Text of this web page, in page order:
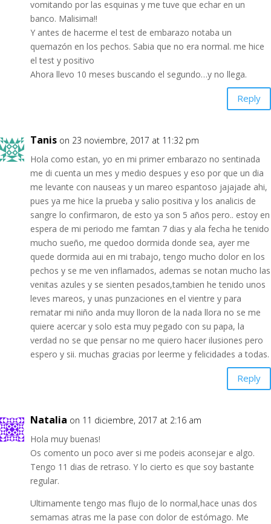
vomitando por las esquinas y me tuve que echar en un
banco. Malisima!!
Y antes de hacerme el test de embarazo notaba un
quemazón en los pechos. Sabia que no era normal. me hice
el test y positivo
Ahora llevo 10 meses buscando el segundo…y no llega.
Reply
Tanis on 23 noviembre, 2017 at 11:32 pm
Hola como estan, yo en mi primer embarazo no sentinada
me di cuenta un mes y medio despues y eso por que un dia
me levante con nauseas y un mareo espantoso jajajade ahi,
pues ya me hice la prueba y salio positiva y los analicis de
sangre lo confirmaron, de esto ya son 5 años pero.. estoy en
espera de mi periodo me famtan 7 dias y ala fecha he tenido
mucho sueño, me quedoo dormida donde sea, ayer me
quede dormida aui en mi trabajo, tengo mucho dolor en los
pechos y se me ven inflamados, ademas se notan mucho las
venitas azules y se sienten pesados,tambien he tenido unos
leves mareos, y unas punzaciones en el vientre y para
rematar mi niño anda muy lloron de la nada llora no se me
quiere acercar y solo esta muy pegado con su papa, la
verdad no se que pensar no me quiero hacer ilusiones pero
espero y sii. muchas gracias por leerme y felicidades a todas.
Reply
Natalia on 11 diciembre, 2017 at 2:16 am
Hola muy buenas!
Os comento un poco aver si me podeis aconsejar e algo.
Tengo 11 dias de retraso. Y lo cierto es que soy bastante
regular.
Ultimamente tengo mas flujo de lo normal,hace unas dos
semamas atras me la pase con dolor de estómago. Me